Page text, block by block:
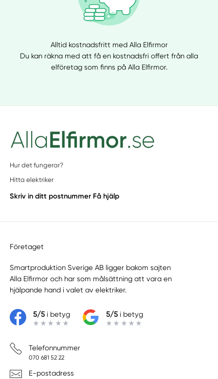
Alltid kostnadsfritt med Alla Elfirmor
Du kan räkna med att få en kostnadsfri offert från alla
elföretag som finns på Alla Elfirmor.
Hur det fungerar?
Hitta elektriker
Skriv in ditt postnummer Få hjälp
Företaget
Smartproduktion Sverige AB ligger bakom sajten
Alla Elfirmor och har som målsättning att vara en
hjälpande hand i valet av elektriker.
5/5i betyg 5/5i betyg
Telefonnummer
070 681 52 22
E-postadress